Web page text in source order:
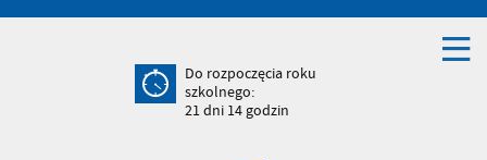
Do rozpoczęcia roku
szkolnego:
21dni 14godzin